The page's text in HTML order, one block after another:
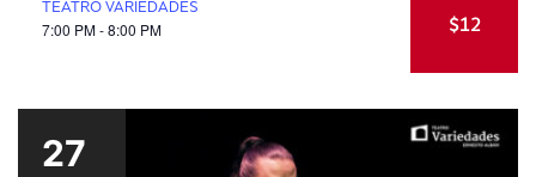
TEATRO VARIEDADES
7:00 PM - 8:00 PM $12
27